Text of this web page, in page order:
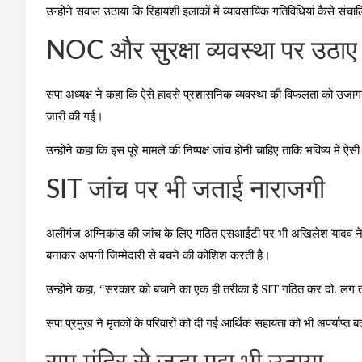
उन्होंने सवाल उठाया कि रिहायशी इलाकों में व्यावसायिक गतिविधियां कैसे
NOC और सुरक्षा व्यवस्था पर
सपा अध्यक्ष ने कहा कि ऐसे हादसे प्रशासनिक व्यवस्था की विफलता को
जारी की गई।
उन्होंने कहा कि इस पूरे मामले की निष्पक्ष जांच होनी चाहिए ताकि भविष्य में
SIT जांच पर भी जताई नाराजगी
अलीगंज अग्निकांड की जांच के लिए गठित एसआईटी पर भी अखिलेश यादव
बनाकर अपनी जिम्मेदारी से बचने की कोशिश करती है।
उन्होंने कहा, “सरकार को बचाने का एक ही तरीका है SIT गठित कर दो. लग
सपा प्रमुख ने मृतकों के परिवारों को दी गई आर्थिक सहायता को भी अपर्याप्त